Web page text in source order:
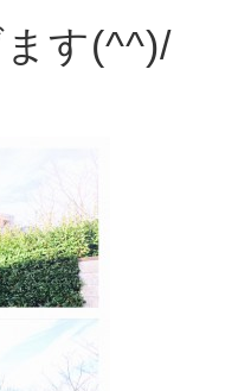
す(^^)/